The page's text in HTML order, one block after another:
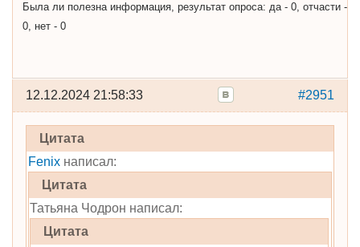
Была ли полезна информация, результат опроса: да - 0, отчасти -
0, нет - 0
#2951
12.12.2024 21:58:33
Цитата
Fenixнаписал:
Цитата
Татьяна Чодрон написал:
Цитата